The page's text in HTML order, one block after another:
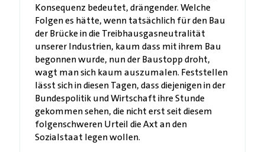
Konsequenz bedeutet, drängender. Welche
Folgen es hätte, wenn tatsächlich für den Bau
der Brücke in die Treibhausgasneutralität
unserer Industrien, kaum dass mit ihrem Bau
begonnen wurde, nun der Baustopp droht,
wagt man sich kaum auszumalen. Feststellen
lässt sich in diesen Tagen, dass diejenigen in der
Bundespolitik und Wirtschaft ihre Stunde
gekommen sehen, die nicht erst seit diesem
folgenschweren Urteil die Axt an den
Sozialstaat legen wollen.